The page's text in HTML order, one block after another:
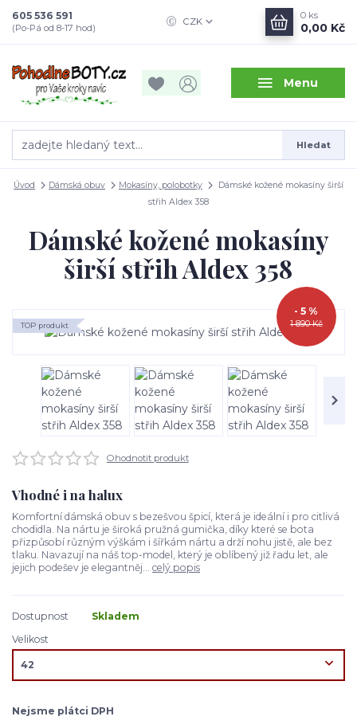
Menu
CZK
Hledat
605 536 591
(Po-Pá od 8-17 hod)
0 ks
0,00 Kč
Úvod Dámská obuv Mokasíny, polobotky
Dámské kožené mokasíny širší
střih Aldex 358
Dámské kožené mokasíny
širší střih Aldex 358
TOP produkt 1 890 Kč
- 5 %
Ohodnotit produkt
Vhodné i na halux
Komfortní dámská obuv s bezešvou špicí, která je ideální i pro citlivá
chodidla. Na nártu je široká pružná gumička, díky které se bota
přizpůsobí různým výškám i šířkám nártu a drží nohu jistě, ale bez
tlaku. Navazují na náš top-model, který je oblíbený již řadu let, ale
jejich podešev je elegantněj... celý popis
Dostupnost
Skladem
Velikost
Nejsme plátci DPH